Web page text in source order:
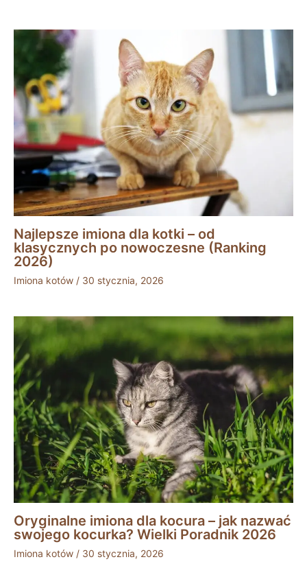
Najlepsze imiona dla kotki – od
klasycznych po nowoczesne (Ranking
2026)
Imiona kotów / 30 stycznia, 2026
Oryginalne imiona dla kocura – jak nazwać
swojego kocurka? Wielki Poradnik 2026
Imiona kotów / 30 stycznia, 2026